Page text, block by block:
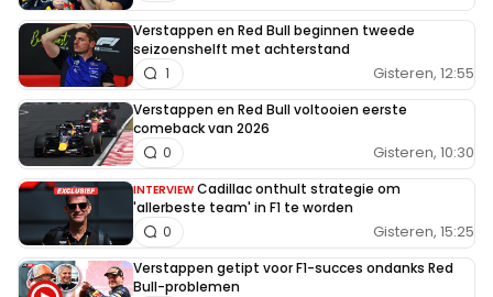
Verstappen en Red Bull beginnen tweede
seizoenshelft met achterstand
Gisteren, 12:55
1
Verstappen en Red Bull voltooien eerste
comeback van 2026
Gisteren, 10:30
0
INTERVIEW Cadillac onthult strategie om
'allerbeste team' in F1 te worden
Gisteren, 15:25
0
Verstappen getipt voor F1-succes ondanks Red
Bull-problemen